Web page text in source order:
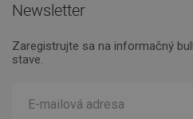
Newsletter
Zaregistrujte sa na informačný
stave.